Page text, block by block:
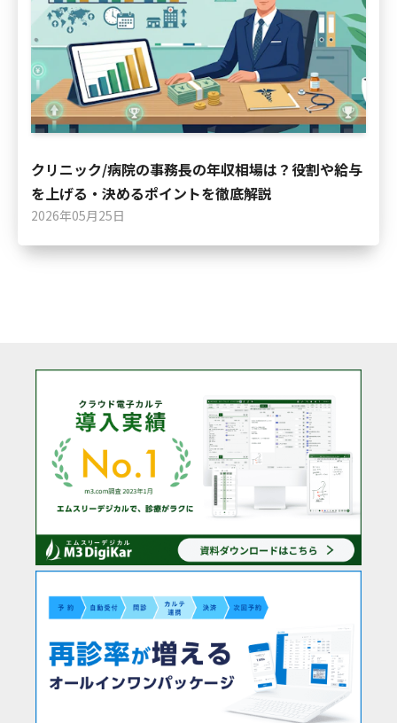
クリニック/病院の事務長の年収相場は？役割や給与
を上げる・決めるポイントを徹底解説
2026年05月25日